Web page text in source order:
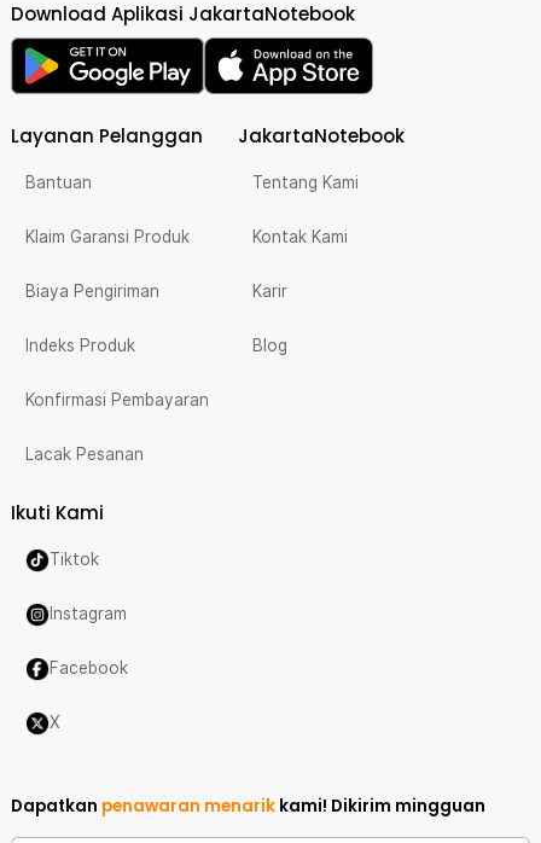
Download Aplikasi JakartaNotebook
Layanan Pelanggan
Bantuan
Klaim Garansi Produk
Biaya Pengiriman
Indeks Produk
Konfirmasi Pembayaran
Lacak Pesanan
JakartaNotebook
Tentang Kami
Kontak Kami
Karir
Blog
Ikuti Kami
Tiktok
Instagram
Facebook
X
Dapatkan penawaran menarik kami! Dikirim mingguan